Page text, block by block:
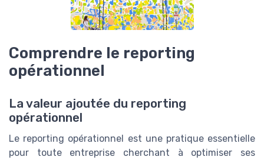
Comprendre le reporting
opérationnel
La valeur ajoutée du reporting
opérationnel
Le reporting opérationnel est une pratique essentielle
pour toute entreprise cherchant à optimiser ses